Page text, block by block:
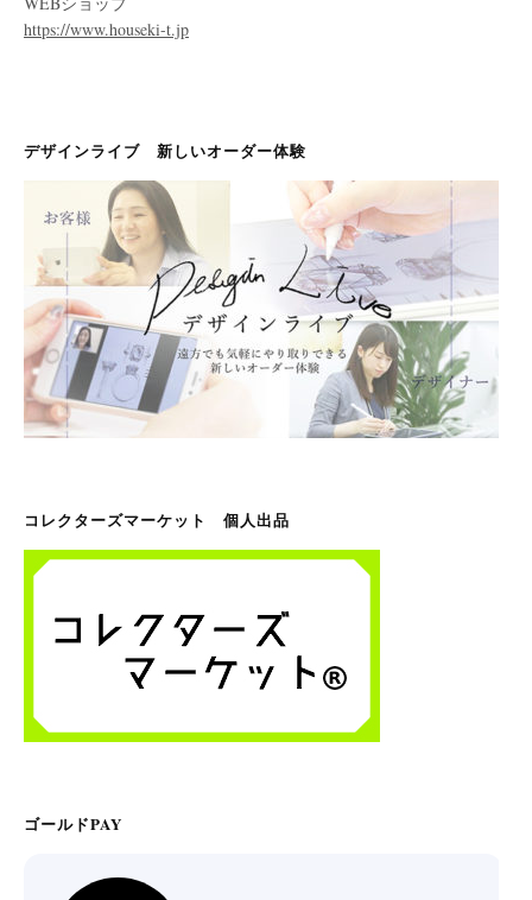
https://www.houseki-t.jp
デザインライブ 新しいオーダー体験
コレクターズマーケット 個人出品
ゴールドPAY